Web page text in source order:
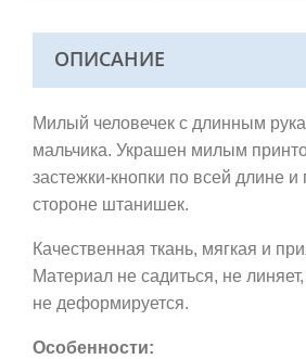
ОПИСАНИЕ
Милый человечек с длинным
мальчика. Украшен милым
застежки-кнопки по всей длине и
стороне штанишек.
Качественная ткань, мягкая и
Материал не садиться, не
не деформируется.
Особенности: